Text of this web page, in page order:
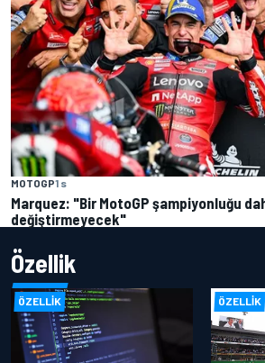
MOTOGP1 s
Marquez: "Bir MotoGP şampiyonluğu
değiştirmeyecek"
Özellik
ÖZELLIK ÖZELLIK